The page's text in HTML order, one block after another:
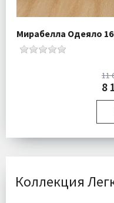
Мирабелла Одеяло
11
8
Размер:
Комплектация:
Ткань:
Коллекция